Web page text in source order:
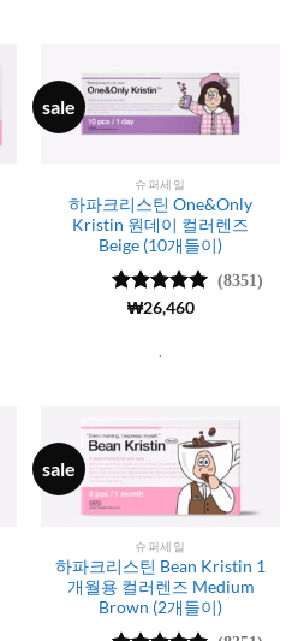
sale
슈퍼세일
하파크리스틴 One&Only
Kristin 원데이 컬러렌즈
Beige (10개들이)
5 중에서
(8351)
₩26,460
.
sale
슈퍼세일
하파크리스틴 Bean Kristin 1
개월용 컬러렌즈 Medium
Brown (2개들이)